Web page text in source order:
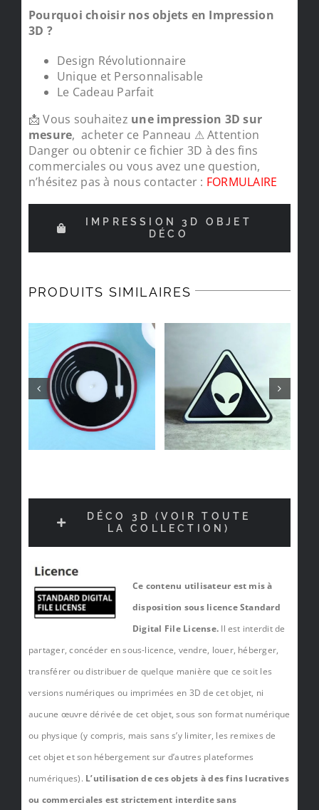
Pourquoi choisir nos objets en Impression
3D ?
Design Révolutionnaire
Unique et Personnalisable
Le Cadeau Parfait
📩 Vous souhaitez une impression 3D sur
mesure, acheter ce Panneau ⚠ Attention
Danger ou obtenir ce fichier 3D à des fins
commerciales ou vous avez une question,
n’hésitez pas à nous contacter : FORMULAIRE
IMPRESSION 3D OBJET
DÉCO
PRODUITS SIMILAIRES
DÉCO 3D (VOIR TOUTE
LA COLLECTION)
Ce contenu utilisateur est mis à
disposition sous licence Standard
Digital File License. Il est interdit de
partager, concéder en sous-licence, vendre, louer, héberger,
transférer ou distribuer de quelque manière que ce soit les
versions numériques ou imprimées en 3D de cet objet, ni
aucune œuvre dérivée de cet objet, sous son format numérique
ou physique (y compris, mais sans s’y limiter, les remixes de
cet objet et son hébergement sur d’autres plateformes
numériques). L’utilisation de ces objets à des fins lucratives
ou commerciales est strictement interdite sans